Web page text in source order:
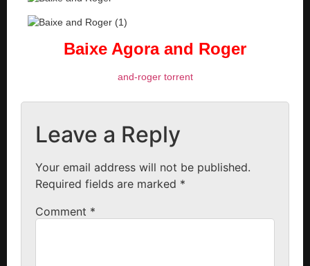
Baixe Agora and Roger
and-roger torrent
Leave a Reply
Your email address will not be published.
Required fields are marked *
Comment *